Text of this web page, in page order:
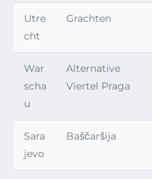
Utre
cht
Grachten
War
scha
u
Alternative
Viertel Praga
Sara
jevo
Baščaršija